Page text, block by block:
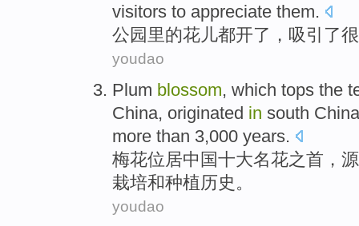
visitors to appreciate them.
公园 里的花儿都开了， 吸引 了
youdao
Plum blossom, which tops the
China, originated in south China
more than 3,000 years.
梅花位居中国十大名花之首，
栽培和种植历史 。
youdao